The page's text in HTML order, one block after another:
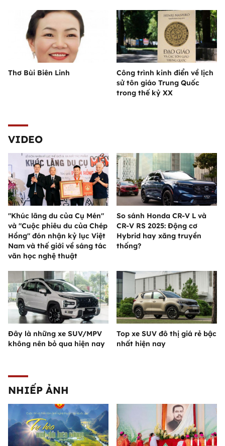
Thơ Bùi Biên Linh
Công trình kinh điển về lịch
sử tôn giáo Trung Quốc
trong thế kỷ XX
VIDEO
"Khúc lãng du của Cụ Mén"
và "Cuộc phiêu du của Chép
Hồng" đón nhận kỷ lục Việt
Nam và thế giới về sáng tác
văn học nghệ thuật
So sánh Honda CR-V L và
CR-V RS 2025: Động cơ
Hybrid hay xăng truyền
thống?
Đây là những xe SUV/MPV
không nên bỏ qua hiện nay
Top xe SUV đô thị giá rẻ bậc
nhất hiện nay
NHIẾP ẢNH